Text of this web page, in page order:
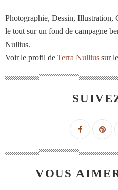
Photographie, Dessin,
le tout sur un fond de campagne
Nullius.
Voir le profil de Terra Nullius sur
VOUS